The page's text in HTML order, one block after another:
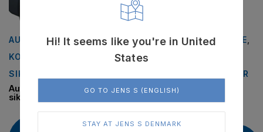
AUTOGARD
KOBLINGER
SIKKERHEDSKOBLINGER
Autogard –
sikkerhedskoblinger
ELASTISKE,
N-Eupex
ELASTISKE
KOBLINGER
Viva –
ELASTISKE
KOBLINGER
Hi! It seems like you're in United
States
GO TO JENS S (ENGLISH)
STAY AT JENS S DENMARK